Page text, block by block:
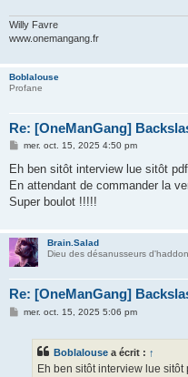
Willy Favre
www.onemangang.fr
Boblalouse
Profane
Re: [OneManGang]
M
s
a
g
e
mer. oct. 15, 2025 4:50 pm
Eh ben sitôt interview lue sitôt
En attendant de commander la
Super boulot !!!!!
Brain.Salad
Dieu des désanusseurs
Re: [OneManGang]
Mmer. oct. 15, 2025 5:06 pm
Boblalouse a écrit : ↑
Eh ben sitôt interview lue sitôt